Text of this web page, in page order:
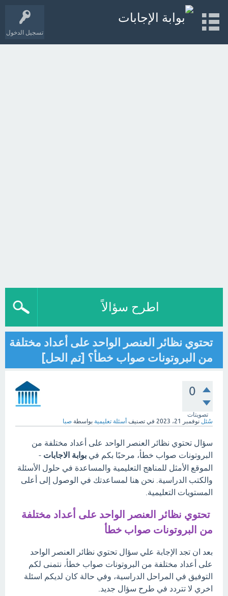
تسجيل الدخول
اطرح سؤالاً
تحتوي نظائر العنصر الواحد على أعداد مختلفة
من البروتونات صواب خطأ؟ [تم الحل]
0
تصويتات
سُئل نوفمبر 21، 2023 في تصنيف أسئلة تعليمية بواسطة صبا
سؤال تحتوي نظائر العنصر الواحد على أعداد مختلفة من
البروتونات صواب خطأ، مرحبًا بكم في بوابة الاجابات -
الموقع الأمثل للمناهج التعليمية والمساعدة في حلول الأسئلة
والكتب الدراسية. نحن هنا لمساعدتك في الوصول إلى أعلى
المستويات التعليمية.
تحتوي نظائر العنصر الواحد على أعداد مختلفة
من البروتونات صواب خطأ
بعد ان تجد الإجابة علي سؤال تحتوي نظائر العنصر الواحد
على أعداد مختلفة من البروتونات صواب خطأ، نتمنى لكم
التوفيق في المراحل الدراسية، وفي حالة كان لديكم اسئلة
اخري لا تتردد في طرح سؤال جديد.